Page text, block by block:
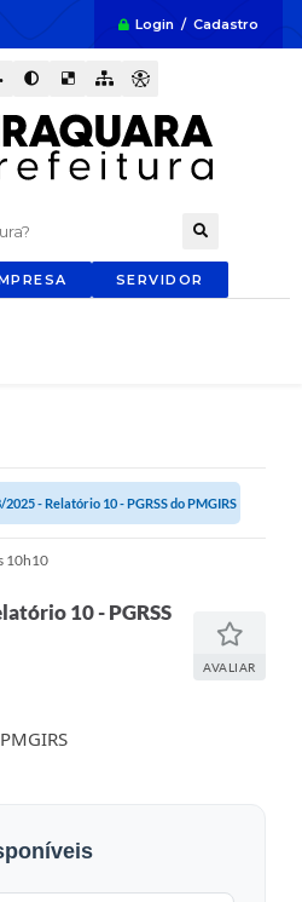
Login / Cadastro
SERVIDOR
- Relatório 10 - PGRSS do PMGIRS
10h10
10 - PGRSS
AVALIAR